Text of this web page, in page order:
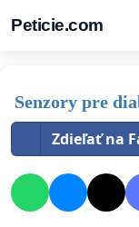
Peticie.com
Senzory pre
Zdieľať na